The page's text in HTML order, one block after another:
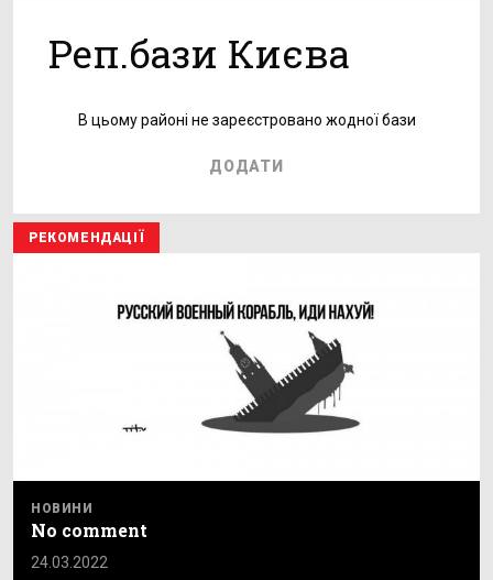
Реп.бази Києва
В цьому районі не зареєстровано жодної бази
ДОДАТИ
РЕКОМЕНДАЦІЇ
НОВИНИ
No comment
24.03.2022